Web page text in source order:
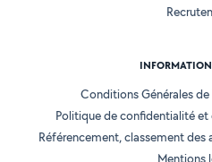
Conditions Générales
Politique de confidentialité et
Référencement, classement des
Mentions